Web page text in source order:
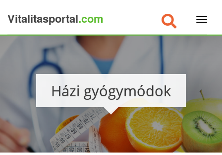
Vitalitasportal.com
Házi gyógymódok
×